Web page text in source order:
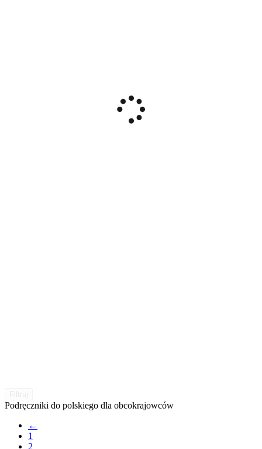
Podręczniki do polskiego dla obcokrajowców
←
1
2